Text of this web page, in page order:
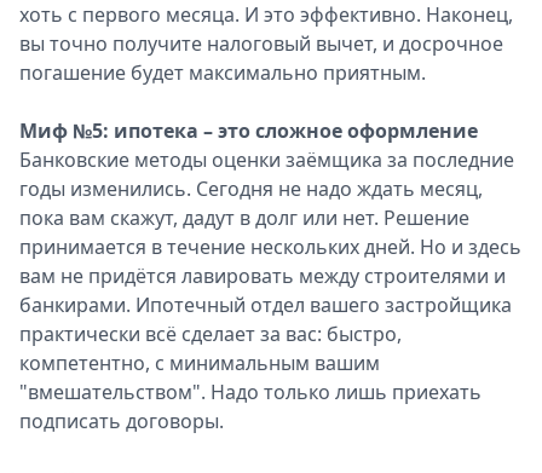
хоть с первого месяца. И это эффективно. Наконец,
вы точно получите налоговый вычет, и досрочное
погашение будет максимально приятным.
Миф №5: ипотека – это сложное оформление
Банковские методы оценки заёмщика за последние
годы изменились. Сегодня не надо ждать месяц,
пока вам скажут, дадут в долг или нет. Решение
принимается в течение нескольких дней. Но и здесь
вам не придётся лавировать между строителями и
банкирами. Ипотечный отдел вашего застройщика
практически всё сделает за вас: быстро,
компетентно, с минимальным вашим
"вмешательством". Надо только лишь приехать
подписать договоры.